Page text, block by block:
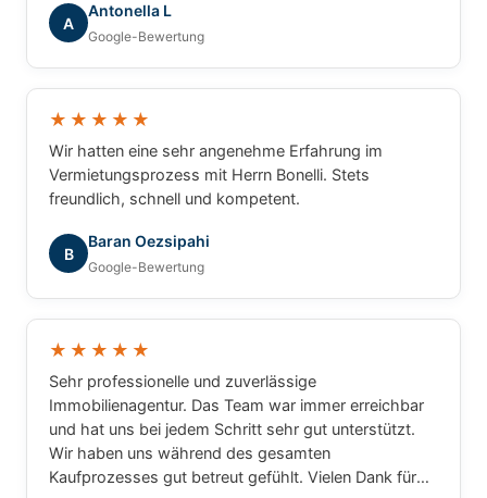
A
Antonella L
Google-Bewertung
★★★★★
Wir hatten eine sehr angenehme Erfahrung im
Vermietungsprozess mit Herrn Bonelli. Stets
freundlich, schnell und kompetent.
B
Baran Oezsipahi
Google-Bewertung
★★★★★
Sehr professionelle und zuverlässige
Immobilienagentur. Das Team war immer erreichbar
und hat uns bei jedem Schritt sehr gut unterstützt.
Wir haben uns während des gesamten
Kaufprozesses gut betreut gefühlt. Vielen Dank für